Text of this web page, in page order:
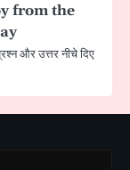
from the
और उत्तर नीचे दिए